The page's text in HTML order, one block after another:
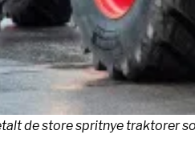
de store spritnye traktorer